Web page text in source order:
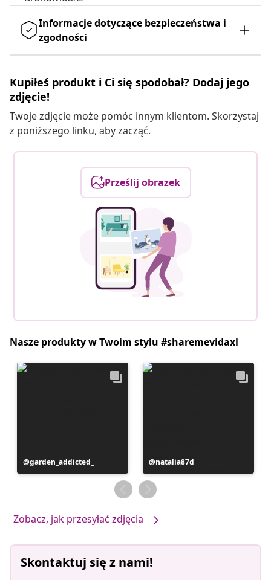
Informacje dotyczące bezpieczeństwa i
zgodności
Kupiłeś produkt i Ci się spodobał? Dodaj jego
zdjęcie!
Twoje zdjęcie może pomóc innym klientom. Skorzystaj
z poniższego linku, aby zacząć.
Prześlij obrazek
Nasze produkty w Twoim stylu #sharemevidaxl
Post
opublikowany
garden_addicted_
Post
opublikowany
przez
natalia87d
Zobacz, jak przesyłać zdjęcia
Skontaktuj się z nami!